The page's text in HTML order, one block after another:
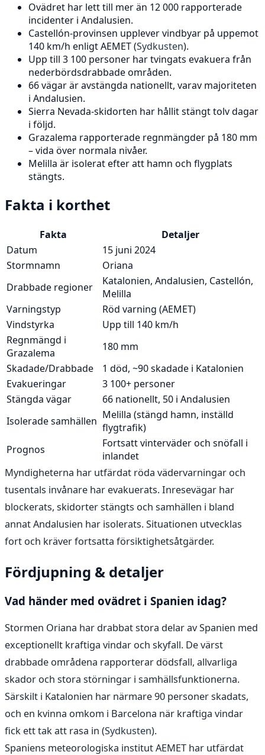
Ovädret har lett till mer än 12 000 rapporterade
incidenter i Andalusien.
Castellón-provinsen upplever vindbyar på uppemot
140 km/h enligt AEMET (Sydkusten).
Upp till 3 100 personer har tvingats evakuera från
nederbördsdrabbade områden.
66 vägar är avstängda nationellt, varav majoriteten
i Andalusien.
Sierra Nevada-skidorten har hållit stängt tolv dagar
i följd.
Grazalema rapporterade regnmängder på 180 mm
– vida över normala nivåer.
Melilla är isolerat efter att hamn och flygplats
stängts.
Fakta i korthet
Fakta
Detaljer
Datum
15 juni 2024
Stormnamn
Oriana
Drabbade regioner
Katalonien, Andalusien, Castellón,
Melilla
Varningstyp
Röd varning (AEMET)
Vindstyrka
Upp till 140 km/h
Regnmängd i
Grazalema
180 mm
Skadade/Drabbade
1 död, ~90 skadade i Katalonien
Evakueringar
3 100+ personer
Stängda vägar
66 nationellt, 50 i Andalusien
Isolerade samhällen Melilla (stängd hamn, inställd
flygtrafik)
Prognos
Fortsatt vinterväder och snöfall i
inlandet
Myndigheterna har utfärdat röda vädervarningar och
tusentals invånare har evakuerats. Inresevägar har
blockerats, skidorter stängts och samhällen i bland
annat Andalusien har isolerats. Situationen utvecklas
fort och kräver fortsatta försiktighetsåtgärder.
Fördjupning & detaljer
Vad händer med ovädret i Spanien idag?
Stormen Oriana har drabbat stora delar av Spanien med
exceptionellt kraftiga vindar och skyfall. De värst
drabbade områdena rapporterar dödsfall, allvarliga
skador och stora störningar i samhällsfunktionerna.
Särskilt i Katalonien har närmare 90 personer skadats,
och en kvinna omkom i Barcelona när kraftiga vindar
fick ett tak att rasa in (Sydkusten).
Spaniens meteorologiska institut AEMET har utfärdat